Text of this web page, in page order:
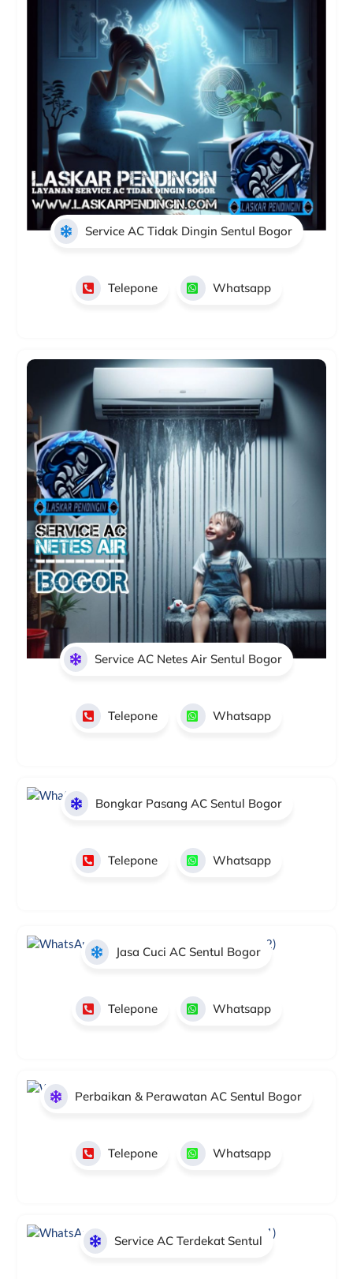
Service AC Tidak Dingin Sentul Bogor
Telepone Whatsapp
Service AC Netes Air Sentul Bogor
Telepone Whatsapp
Bongkar Pasang AC Sentul Bogor
Telepone Whatsapp
Jasa Cuci AC Sentul Bogor
Telepone Whatsapp
Perbaikan & Perawatan AC Sentul Bogor
Telepone Whatsapp
Service AC Terdekat Sentul